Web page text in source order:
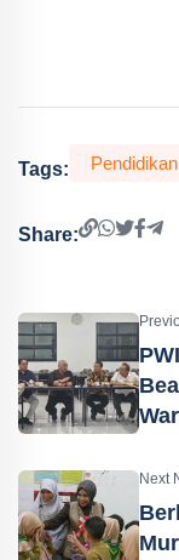
Tags: Pendidikan
Share:
Next